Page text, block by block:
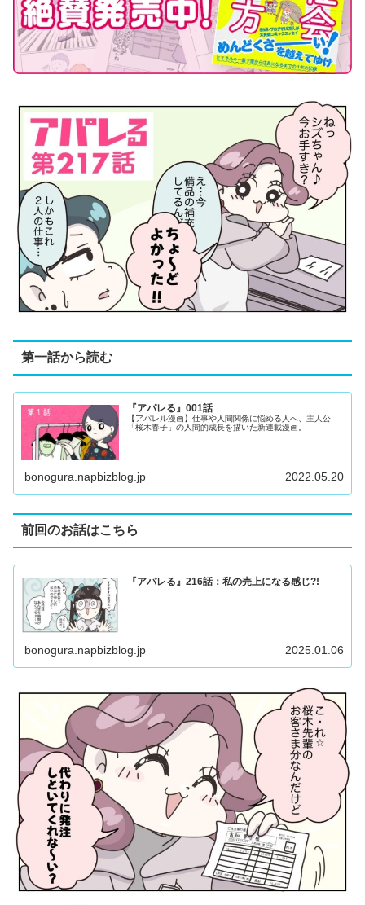
第一話から読む
『アパレる』001話
【アパレル漫画】仕事や人間関係に悩める人へ、主人公
「桜木春子」の人間的成長を描いた新連載漫画。
bonogura.napbizblog.jp 2022.05.20
前回のお話はこちら
『アパレる』216話：私の売上になる感じ?!
bonogura.napbizblog.jp 2025.01.06